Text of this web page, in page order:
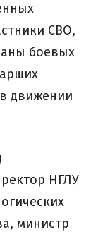
СВО,
боевых
движении
НГЛУ
министр